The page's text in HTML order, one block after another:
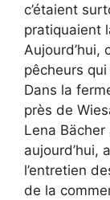
c’étaient
pratiquaient
Aujourd’hui,
pêcheurs
Dans la
près de
Lena Bächer
aujourd’hui,
l’entretien
de la